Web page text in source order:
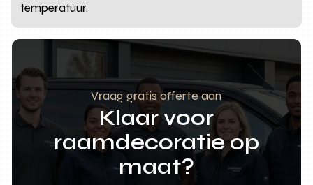
temperatuur.
Vraag gratis offerte aan
Klaar voor
raamdecoratie op
maat?